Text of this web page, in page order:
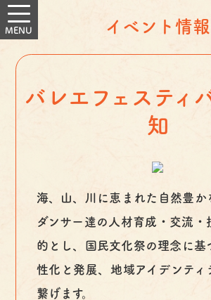
イベント情報
バレエフェスティ
知
海、山、川に恵まれた自然豊か
ダンサー達の人材育成・交流・
的とし、国民文化祭の理念に基
性化と発展、地域アイデンティ
繋げます。